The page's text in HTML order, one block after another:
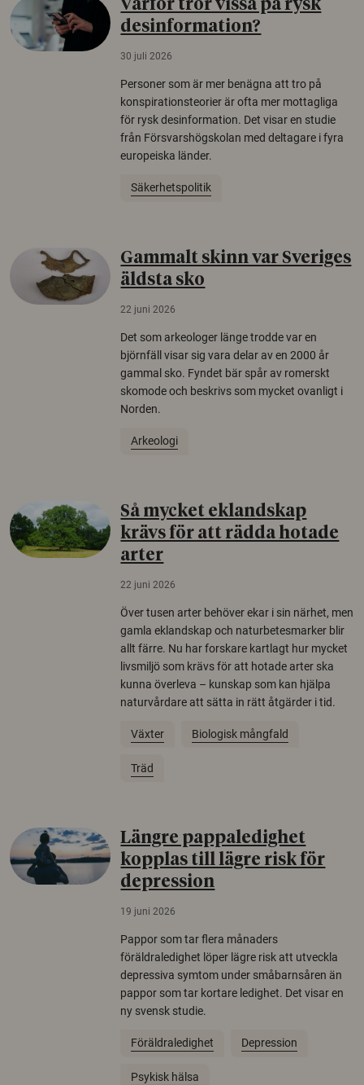
Varför tror vissa på rysk
desinformation?
30 juli 2026
Personer som är mer benägna att tro på
konspirationsteorier är ofta mer mottagliga
för rysk desinformation. Det visar en studie
från Försvarshögskolan med deltagare i fyra
europeiska länder.
Säkerhetspolitik
Gammalt skinn var Sveriges
äldsta sko
22 juni 2026
Det som arkeologer länge trodde var en
björnfäll visar sig vara delar av en 2000 år
gammal sko. Fyndet bär spår av romerskt
skomode och beskrivs som mycket ovanligt i
Norden.
Arkeologi
Så mycket eklandskap
krävs för att rädda hotade
arter
22 juni 2026
Över tusen arter behöver ekar i sin närhet, men
gamla eklandskap och naturbetesmarker blir
allt färre. Nu har forskare kartlagt hur mycket
livsmiljö som krävs för att hotade arter ska
kunna överleva – kunskap som kan hjälpa
naturvårdare att sätta in rätt åtgärder i tid.
Växter Biologisk mångfald
Träd
Längre pappaledighet
kopplas till lägre risk för
depression
19 juni 2026
Pappor som tar flera månaders
föräldraledighet löper lägre risk att utveckla
depressiva symtom under småbarnsåren än
pappor som tar kortare ledighet. Det visar en
ny svensk studie.
Föräldraledighet Depression
Psykisk hälsa